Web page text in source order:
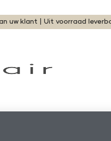
uw klant | Uit voorraad